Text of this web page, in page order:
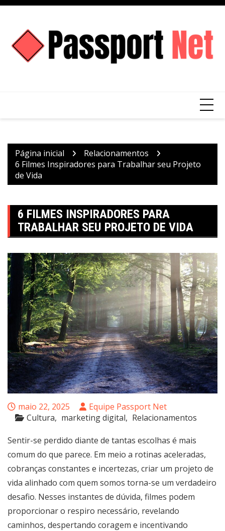
Ir
conteúdo
Página inicial
Relacionamentos
6 Filmes Inspiradores para Trabalhar seu Projeto
de Vida
6 FILMES INSPIRADORES PARA
TRABALHAR SEU PROJETO DE VIDA
maio 22, 2025
Equipe Passport Net
Cultura
marketing digital Relacionamentos
Sentir-se perdido diante de tantas escolhas é mais
comum do que parece. Em meio a rotinas aceleradas,
cobranças constantes e incertezas, criar um projeto de
vida alinhado com quem somos torna-se um verdadeiro
desafio. Nesses instantes de dúvida, filmes podem
proporcionar o respiro necessário, revelando
caminhos, despertando coragem e incentivando